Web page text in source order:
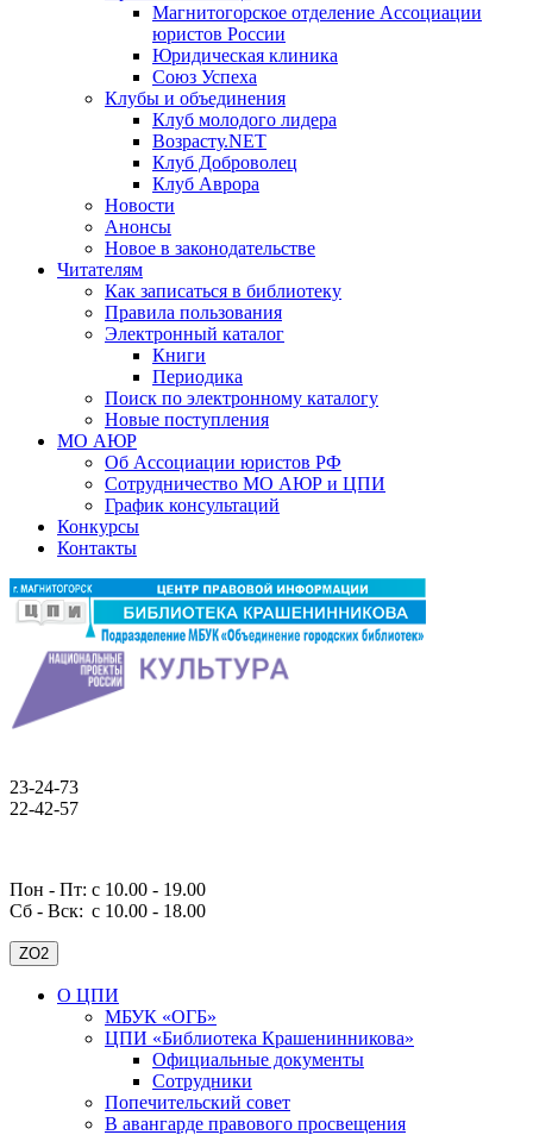
Магнитогорское отделение Ассоциации
юристов России
Юридическая клиника
Союз Успеха
Клубы и объединения
Клуб молодого лидера
Возрасту.NET
Клуб Доброволец
Клуб Аврора
Новости
Анонсы
Новое в законодательстве
Читателям
Как записаться в библиотеку
Правила пользования
Электронный каталог
Книги
Периодика
Поиск по электронному каталогу
Новые поступления
МО АЮР
Об Ассоциации юристов РФ
Сотрудничество МО АЮР и ЦПИ
График консультаций
Конкурсы
Контакты
23-24-73
22-42-57
Пон - Пт: с 10.00 - 19.00
Сб - Вск: с 10.00 - 18.00
ZO2
О ЦПИ
МБУК «ОГБ»
ЦПИ «Библиотека Крашенинникова»
Официальные документы
Сотрудники
Попечительский совет
В авангарде правового просвещения